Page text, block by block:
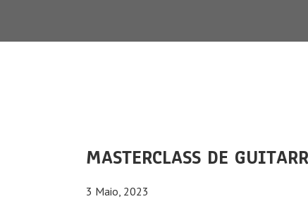
MASTERCLASS DE
3 Maio, 2023